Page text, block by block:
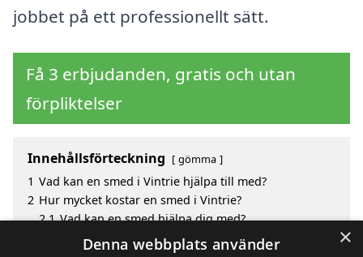
jobbet på ett professionellt sätt.
Få 3 erbjudanden, gratis och utan
förpliktelser
Innehållsförteckning gömma
1 Vad kan en smed i Vintrie hjälpa till med?
2 Hur mycket kostar en smed i Vintrie?
2.1 Vad kan en smed hjälpa dig med?
Fördelar med att välja smed i Vintrie
×
Denna webbplats använder